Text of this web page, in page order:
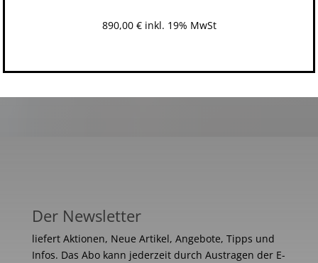
890,00 € inkl. 19% MwSt
Der Newsletter
liefert Aktionen, Neue Artikel, Angebote, Tipps und
Infos. Das Abo kann jederzeit durch Austragen der E-